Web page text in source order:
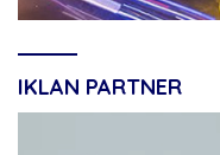
IKLAN PARTNER